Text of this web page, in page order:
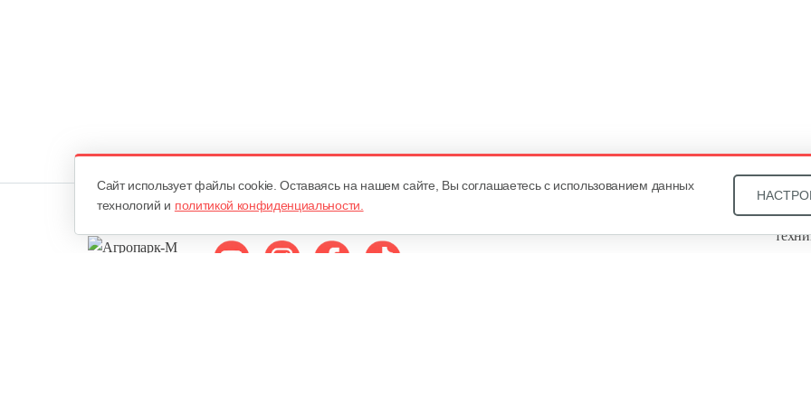
Cайт использует файлы cookie. Оставаясь на нашем сайте, Вы соглашаетесь с использованием данных
технологий и политикой конфиденциальности.